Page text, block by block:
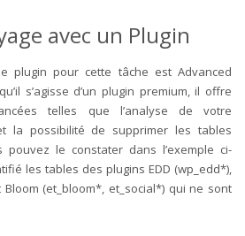
avec un Plugin
plugin pour cette tâche est Advanced
s’agisse d’un plugin premium, il offre
telles que l’analyse de votre
la possibilité de supprimer les tables
pouvez le constater dans l’exemple ci-
les tables des plugins EDD (wp_edd*),
Bloom (et_bloom*, et_social*) qui ne sont